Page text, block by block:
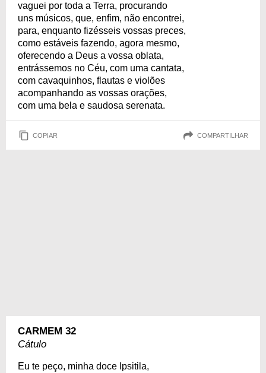
vaguei por toda a Terra, procurando
uns músicos, que, enfim, não encontrei,
para, enquanto fizésseis vossas preces,
como estáveis fazendo, agora mesmo,
oferecendo a Deus a vossa oblata,
entrássemos no Céu, com uma cantata,
com cavaquinhos, flautas e violões
acompanhando as vossas orações,
com uma bela e saudosa serenata.
COPIAR COMPARTILHAR
CARMEM 32
Cátulo
Eu te peço, minha doce Ipsitila,